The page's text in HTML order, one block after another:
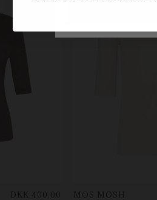
DKK 400,00 MOS MOSH